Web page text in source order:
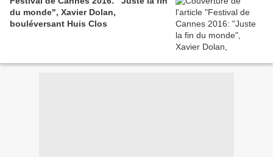
du monde", Xavier Dolan,
bouléversant Huis Clos